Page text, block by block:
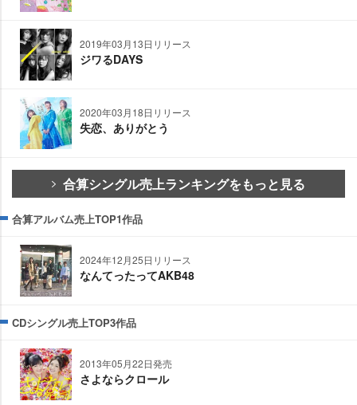
2019年03月13日リリース
ジワるDAYS
2020年03月18日リリース
失恋、ありがとう
合算シングル売上ランキングをもっと見る
合算アルバム売上TOP1作品
2024年12月25日リリース
なんてったってAKB48
CDシングル売上TOP3作品
2013年05月22日発売
さよならクロール